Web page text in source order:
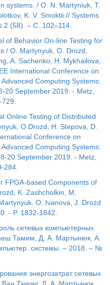
systems. / O. N. Martyniuk, T.
K. V. Smoktii // Systems
(58). – C. 102–114.
of Behavior On-line Testing for
/ O. Martynyuk, O. Drozd,
A. Sachenko, H. Mykhailova,
International Conference on
Computing Systems:
20 September 2019. - Metz,
729.
Online Testing of Distributed
O.Drozd, H. Stepova, D.
Conference on
Computing Systems:
20 September 2019. - Metz,
284.
FPGA-based Components of
K. Zashcholkin, M.
O. Ivanova, J. Drozd
- P. 1832-1842.
сетевых компьютерных
Тамим, Д. А. Мартынюк, А.
системы. – 2018. – №
энергозатрат сетевых